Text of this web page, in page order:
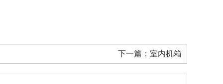
下一篇： 室内机箱